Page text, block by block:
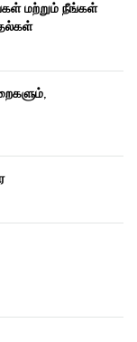
மற்றும் நீங்கள்